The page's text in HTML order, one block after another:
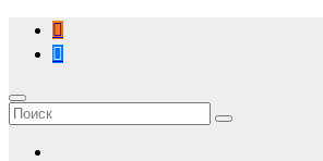
Перейти
содержимому